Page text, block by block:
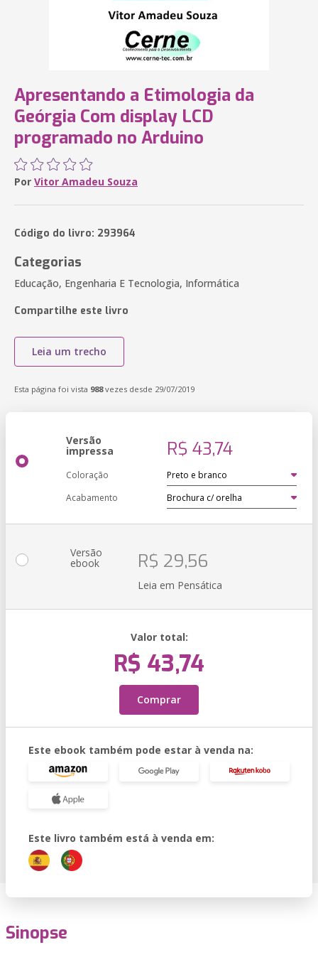
Apresentando a Etimologia da
Geórgia Com display LCD
programado no Arduino
Por Vitor Amadeu Souza
Código do livro: 293964
Categorias
Educação, Engenharia E Tecnologia, Informática
Compartilhe este livro
Leia um trecho
Esta página foi vista 988vezes desde 29/07/2019
Versão
impressa R$ 43,74
Coloração
Acabamento
Versão
ebook R$ 29,56
Leia em Pensática
Valor total:
R$ 43,74
Comprar
Este ebook também pode estar à venda na:
Este livro também está à venda em:
Sinopse